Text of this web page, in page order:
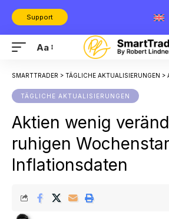
Support
Aa
SMARTTRADER > TÄGLICHE AKTUALISIERUNGEN >
TÄGLICHE AKTUALISIERUNGEN
Aktien wenig
ruhigen
Inflationsdaten